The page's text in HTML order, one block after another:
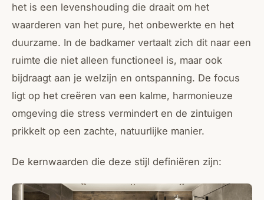
het is een levenshouding die draait om het
waarderen van het pure, het onbewerkte en het
duurzame. In de badkamer vertaalt zich dit naar een
ruimte die niet alleen functioneel is, maar ook
bijdraagt aan je welzijn en ontspanning. De focus
ligt op het creëren van een kalme, harmonieuze
omgeving die stress vermindert en de zintuigen
prikkelt op een zachte, natuurlijke manier.
De kernwaarden die deze stijl definiëren zijn: